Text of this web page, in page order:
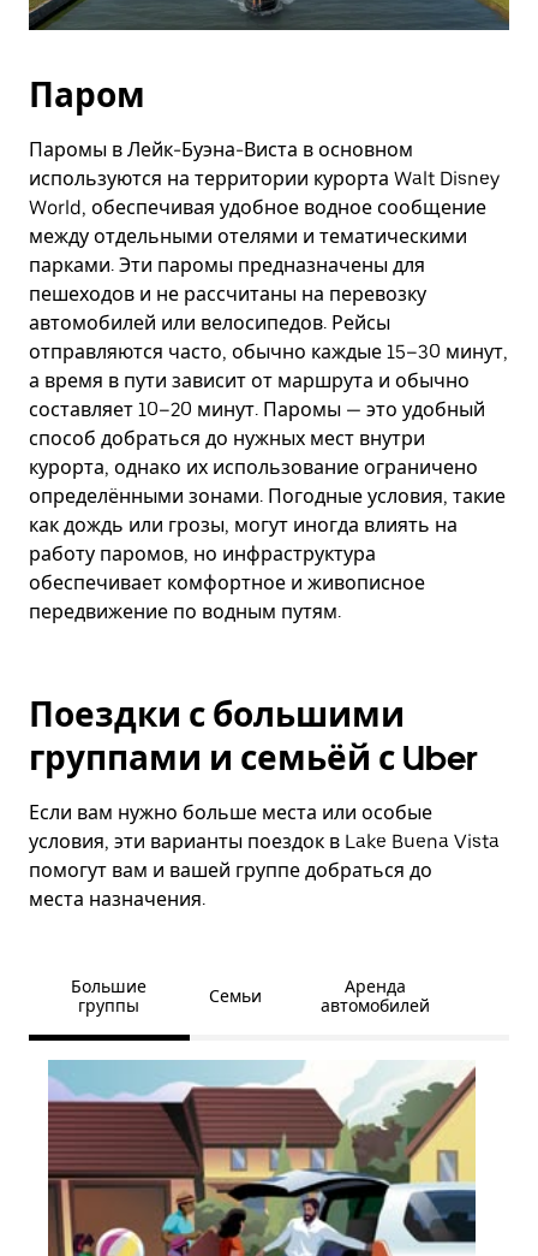
Паром
Паромы в Лейк-Буэна-Виста в основном
используются на территории курорта Walt Disney
World, обеспечивая удобное водное сообщение
между отдельными отелями и тематическими
парками. Эти паромы предназначены для
пешеходов и не рассчитаны на перевозку
автомобилей или велосипедов. Рейсы
отправляются часто, обычно каждые 15–30 минут,
а время в пути зависит от маршрута и обычно
составляет 10–20 минут. Паромы — это удобный
способ добраться до нужных мест внутри
курорта, однако их использование ограничено
определёнными зонами. Погодные условия, такие
как дождь или грозы, могут иногда влиять на
работу паромов, но инфраструктура
обеспечивает комфортное и живописное
передвижение по водным путям.
Поездки с большими
группами и семьёй с Uber
Если вам нужно больше места или особые
условия, эти варианты поездок в Lake Buena Vista
помогут вам и вашей группе добраться до
места назначения.
Большие
группы
Семьи
Аренда
автомобилей